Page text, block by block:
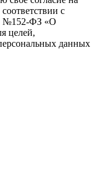
с
№152-ФЗ «О
целей,
данных